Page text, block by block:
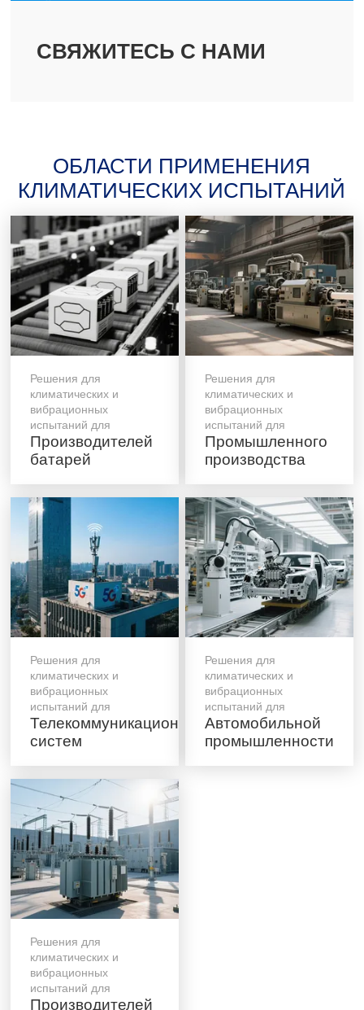
СВЯЖИТЕСЬ С НАМИ
ОБЛАСТИ ПРИМЕНЕНИЯ
КЛИМАТИЧЕСКИХ ИСПЫТАНИЙ
Решения для
климатических и
вибрационных
испытаний для
Производителей
батарей
Решения для
климатических и
вибрационных
испытаний для
Промышленного
производства
Решения для
климатических и
вибрационных
испытаний для
Телекоммуникационных
систем
Решения для
климатических и
вибрационных
испытаний для
Автомобильной
промышленности
Решения для
климатических и
вибрационных
испытаний для
Производителей